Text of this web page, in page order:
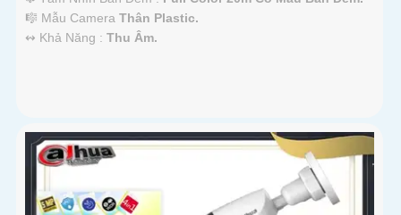
🎼️ Mẫu Camera Thân Plastic.
️↭ Khả Năng : Thu Âm.